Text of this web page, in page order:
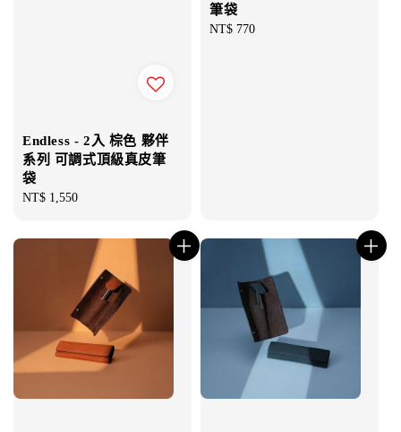
Endless - 2入 棕色 夥伴
系列 可調式頂級真皮筆
袋
Regular
NT$ 1,550
筆袋
Regular
NT$ 770